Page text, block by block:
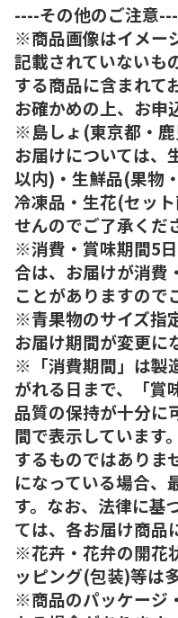
----その他のご注意
※商品画像はイメー
記載されていないも
する商品に含まれて
お確かめの上、お申
※島しょ(東京都・
お届けについては、
以内)・生鮮品(果物
冷凍品・生花(セッ
せんのでご了承くだ
※消費・賞味期間5
合は、お届けが消費
ことがありますので
※青果物のサイズ指
お届け期間が変更に
※「消費期間」は製
がれる日まで、「賞
品質の保持が十分に
間で表示しています
するものではありま
になっている場合、
す。なお、法律に基
ては、各お届け商品
※花卉・花弁の開花
ッピング(包装)等は
※商品のパッケージ